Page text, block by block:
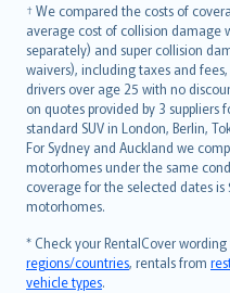
† We compared the costs of
average cost of collision damage
separately) and super collision
waivers), including taxes and
drivers over age 25 with no
on quotes provided by 3 suppliers
standard SUV in London, Berlin,
For Sydney and Auckland we
motorhomes under the same
coverage for the selected dates
motorhomes.
* Check your RentalCover
regions/countries, rentals from
vehicle types.